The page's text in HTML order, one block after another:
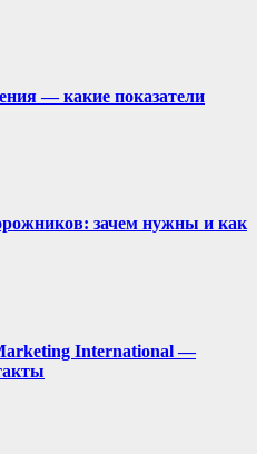
— какие показатели
зачем нужны и как
International —